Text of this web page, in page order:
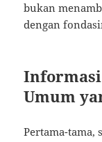
bukan
dengan
Umum
Pertama-tama,